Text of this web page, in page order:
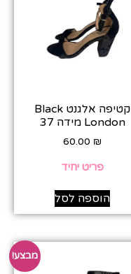
קטיפה אלגנט Black
London מידה 37
60.00 ₪
פריט יחיד
הוספה לסל
מבצע!